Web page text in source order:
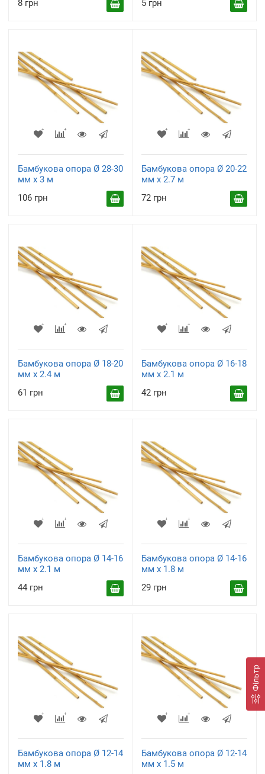
Фільтр
8 грн
5 грн
Бамбукова опора Ø 28-30
мм х 3 м
106 грн
Бамбукова опора Ø 20-22
мм х 2.7 м
72 грн
Бамбукова опора Ø 18-20
мм х 2.4 м
61 грн
Бамбукова опора Ø 16-18
мм х 2.1 м
42 грн
Бамбукова опора Ø 14-16
мм х 2.1 м
44 грн
Бамбукова опора Ø 14-16
мм х 1.8 м
29 грн
Бамбукова опора Ø 12-14
мм х 1.8 м
Бамбукова опора Ø 12-14
мм х 1.5 м